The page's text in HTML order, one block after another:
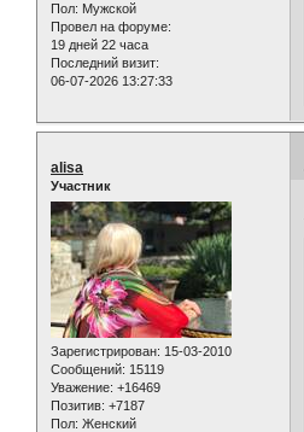
Пол: Мужской
Провел на форуме:
19 дней 22 часа
Последний визит:
06-07-2026 13:27:33
alisa
Участник
Зарегистрирован: 15-03-2010
Сообщений: 15119
Уважение: +16469
Позитив: +7187
Пол: Женский